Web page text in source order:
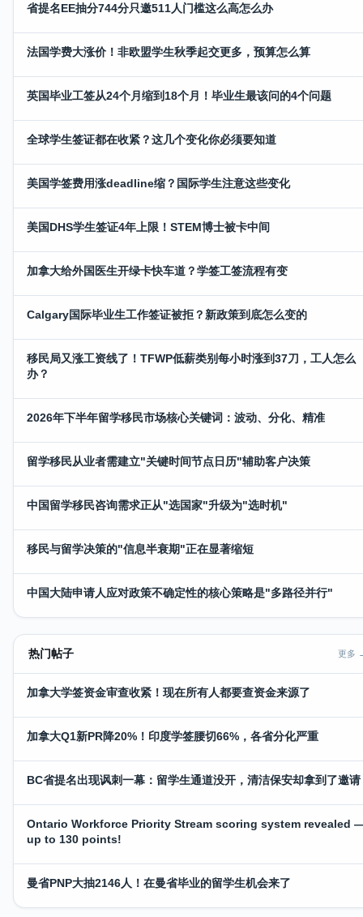
省提名EE抽分744分只邀511人门槛这么高怎么办
法国学费大涨价！非欧盟学生秋季起交更多，预算怎么算
英国毕业工签从24个月缩到18个月！毕业生最该问的4个问题
全球学生签证都在收紧？这几个变化你必须要知道
美国学签费用涨deadline缩？国际学生注意这些变化
美国DHS学生签证4年上限！STEM博士被卡中间
加拿大给外国医生开绿卡快车道？学签工签流程有变
Calgary国际毕业生工作签证被拒？新政策到底怎么变的
移民局又涨工资线了！TFWP低薪类别每小时涨到37刀，工人怎么
办？
2026年下半年留学移民市场核心关键词：波动、分化、精准
留学移民从业者需建立"关键时间节点日历"辅助客户决策
中国留学移民咨询需求正从"选国家"升级为"选时机"
移民与留学决策的"信息半衰期"正在显著缩短
中国大陆申请人应对政策不确定性的核心策略是"多路径并行"
热门帖子 更多
加拿大学签资金审查收紧！现在所有人都要查资金来源了
加拿大Q1新PR降20%！印度学签腰切66%，各省分化严重
BC省提名出现讽刺一幕：留学生通道没开，清洁保安却拿到了邀请
Ontario Workforce Priority Stream scoring system revealed
up to 130 points!
曼省PNP大抽2146人！在曼省毕业的留学生机会来了